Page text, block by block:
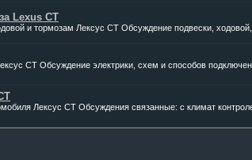
Lexus CT
и тормозам Лексус CT Обсуждение подвески,
CT Обсуждение электрики, схем и способов
Лексус CT Обсуждения связанные: с климат